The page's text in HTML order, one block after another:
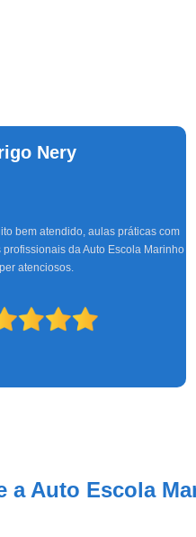
Silva
e administrativa, sempre dando
dúvidas. Super indico, até porquê
graças à vocês! A emissão da
a Auto Escola